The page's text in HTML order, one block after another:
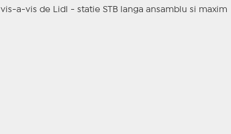
a-vis de Lidl - statie STB langa ansamblu si maxim